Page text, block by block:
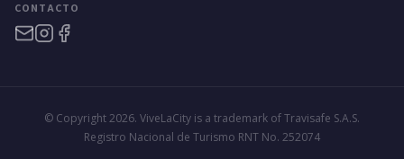
CONTACTO
© Copyright 2026. ViveLaCity is a trademark of Travisafe S.A.S.
Registro Nacional de Turismo RNT No. 252074